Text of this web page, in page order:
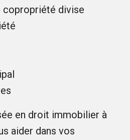
copropriété divise
en droit immobilier à
aider dans vos